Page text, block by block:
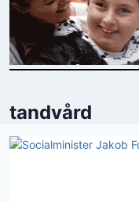
tandvård